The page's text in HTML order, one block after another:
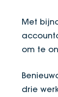
Met
om te
drie